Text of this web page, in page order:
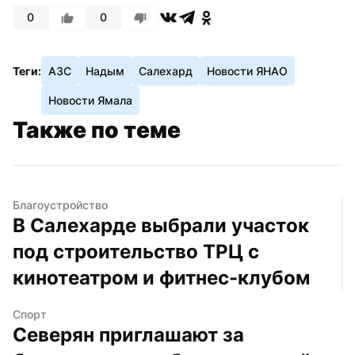
0 0
Теги: АЗС Надым Салехард Новости ЯНАО
Новости Ямала
Также по теме
Благоустройство
В Салехарде выбрали участок
под строительство ТРЦ с
кинотеатром и фитнес-клубом
Спорт
Северян приглашают за